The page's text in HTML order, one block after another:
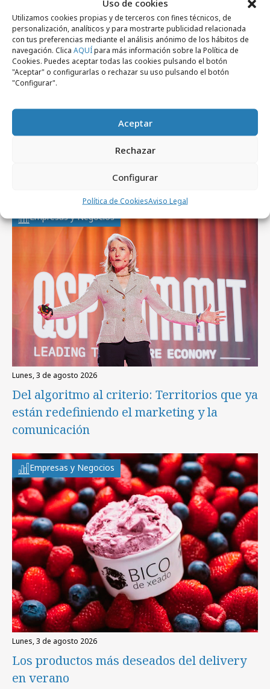
Uso de cookies
Utilizamos cookies propias y de terceros con fines técnicos, de
personalización, analíticos y para mostrarte publicidad relacionada
con tus preferencias mediante el análisis anónimo de los hábitos de
navegación. Clica AQUÍpara más información sobre la Política de
Cookies. Puedes aceptar todas las cookies pulsando el botón
"Aceptar" o configurarlas o rechazar su uso pulsando el botón
"Configurar".
Aceptar
Rechazar
Configurar
Política de CookiesAviso Legal
Empresas y Negocios
lunes, 3 de agosto 2026
Del algoritmo al criterio: Territorios que ya
están redefiniendo el marketing y la
comunicación
Empresas y Negocios
lunes, 3 de agosto 2026
Los productos más deseados del delivery
en verano